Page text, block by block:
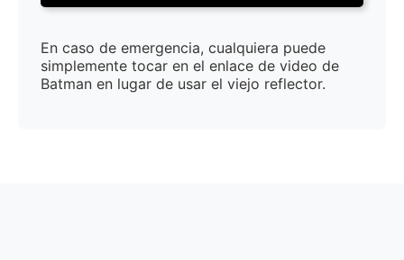
En caso de emergencia, cualquiera puede
simplemente tocar en el enlace de video de
Batman en lugar de usar el viejo reflector.